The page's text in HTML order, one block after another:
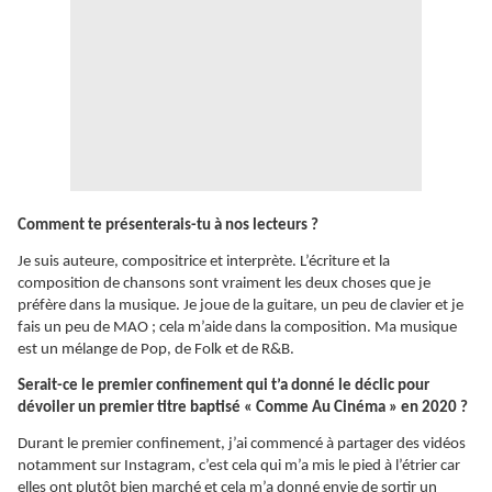
Comment te présenterais-tu à nos lecteurs ?
Je suis auteure, compositrice et interprète. L’écriture et la
composition de chansons sont vraiment les deux choses que je
préfère dans la musique. Je joue de la guitare, un peu de clavier et je
fais un peu de MAO ; cela m’aide dans la composition. Ma musique
est un mélange de Pop, de Folk et de R&B.
Serait-ce le premier confinement qui t’a donné le déclic pour
dévoiler un premier titre baptisé « Comme Au Cinéma » en 2020 ?
Durant le premier confinement, j’ai commencé à partager des vidéos
notamment sur Instagram, c’est cela qui m’a mis le pied à l’étrier car
elles ont plutôt bien marché et cela m’a donné envie de sortir un